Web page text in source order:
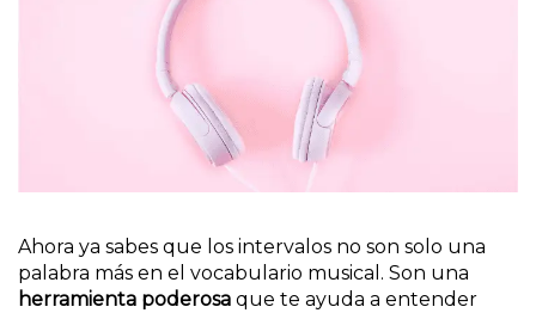
Ahora ya sabes que los intervalos no son solo una
palabra más en el vocabulario musical. Son una
herramienta poderosa que te ayuda a entender